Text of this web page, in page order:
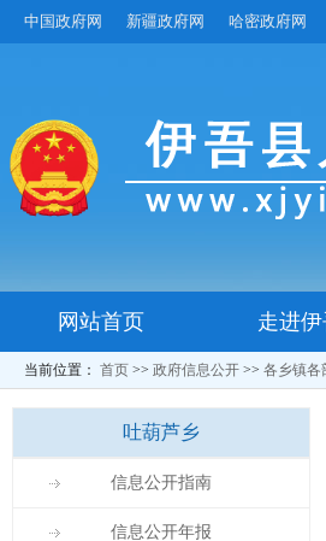
中国政府网 新疆政府网 哈密政府网
网站首页 走进
当前位置： 首页 >> 政府信息公开 >> 各乡镇各
吐葫芦乡
信息公开指南
信息公开年报